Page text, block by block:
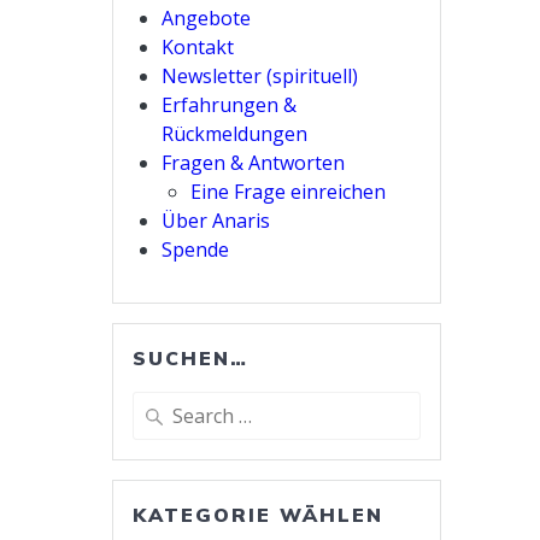
Angebote
Kontakt
Newsletter (spirituell)
Erfahrungen &
Rückmeldungen
Fragen & Antworten
Eine Frage einreichen
Über Anaris
Spende
SUCHEN…
Search
KATEGORIE WÄHLEN